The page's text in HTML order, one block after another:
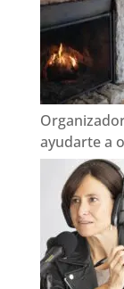
ayudarte a